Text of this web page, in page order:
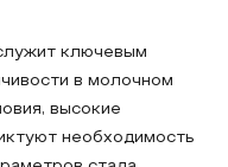
ключевым
в молочном
высокие
необходимость